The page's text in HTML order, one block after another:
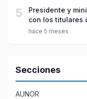
5
Presidente y
con los titulares
hace 5 meses
Secciones
AUNOR